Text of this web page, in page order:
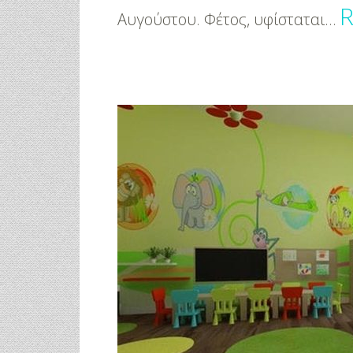
Αυγούστου. Φέτος, υφίσταται…
Πρωτότυπες Ιδέες Για Νυφικό
Γάμος